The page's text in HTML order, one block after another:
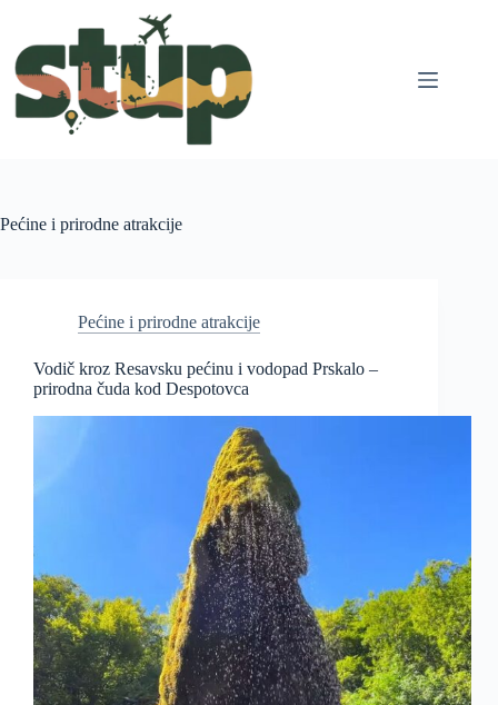
content
Pećine i prirodne atrakcije
Pećine i prirodne atrakcije
Vodič kroz Resavsku pećinu i vodopad Prskalo –
prirodna čuda kod Despotovca